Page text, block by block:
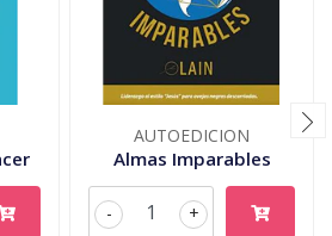
AUTOEDICION
Almas Imparables
+
-